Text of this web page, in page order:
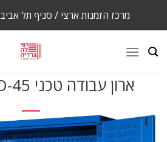
מרכז הזמנות ארצי / סניף תל אביב
ארון עבודה טכני WORKPRO-45
מבצע!